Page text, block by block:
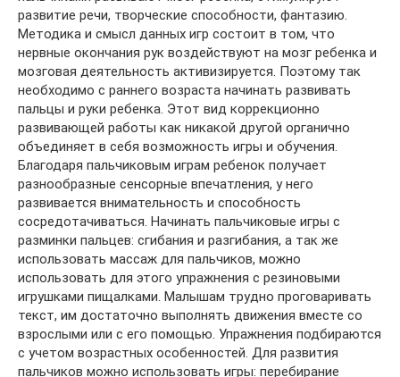
развитие речи, творческие способности, фантазию.
Методика и смысл данных игр состоит в том, что
нервные окончания рук воздействуют на мозг ребенка и
мозговая деятельность активизируется. Поэтому так
необходимо с раннего возраста начинать развивать
пальцы и руки ребенка. Этот вид коррекционно
развивающей работы как никакой другой органично
объединяет в себя возможность игры и обучения.
Благодаря пальчиковым играм ребенок получает
разнообразные сенсорные впечатления, у него
развивается внимательность и способность
сосредотачиваться. Начинать пальчиковые игры с
разминки пальцев: сгибания и разгибания, а так же
использовать массаж для пальчиков, можно
использовать для этого упражнения с резиновыми
игрушками пищалками. Малышам трудно проговаривать
текст, им достаточно выполнять движения вместе со
взрослыми или с его помощью. Упражнения подбираются
с учетом возрастных особенностей. Для развития
пальчиков можно использовать игры: перебирание